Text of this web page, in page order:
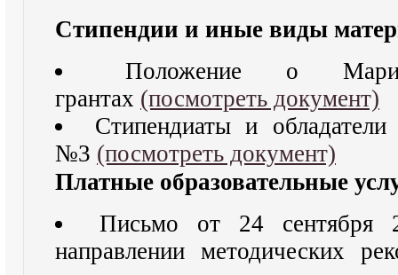
Стипендии и иные виды
Положение о
грантах (посмотреть документ)
Стипендиаты и
№3 (посмотреть документ)
Платные образовательные
Письмо от 24
направлении методических